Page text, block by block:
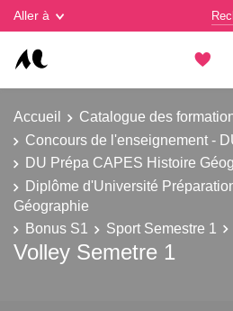
Aller à
Accueil
Catalogue des
Concours de l'enseignement -
DU Prépa CAPES Histoire
Diplôme d'Université
Géographie
Bonus S1
Sport Semestre 1
Volley Semetre 1
Gestion des cookies